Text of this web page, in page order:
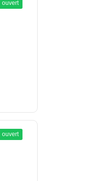
ouvert
ouvert